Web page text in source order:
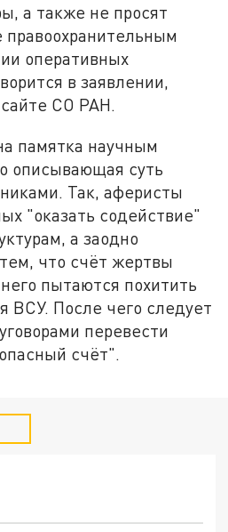
а также не просят
правоохранительным
оперативных
в заявлении,
СО РАН.
памятка научным
описывающая суть
Так, аферисты
"оказать содействие"
а заодно
что счёт жертвы
пытаются похитить
ВСУ. После чего следует
перевести
счёт".